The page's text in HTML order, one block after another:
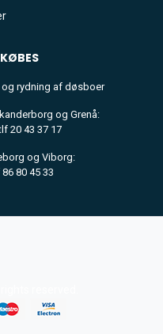
KØBES
rydning af døsboer
og Grenå:
20 43 37 17
og Viborg:
80 45 33